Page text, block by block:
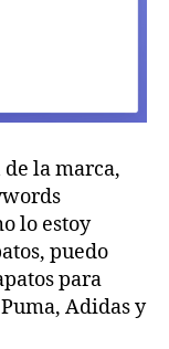
la marca,
lo estoy
puedo
para
Adidas y